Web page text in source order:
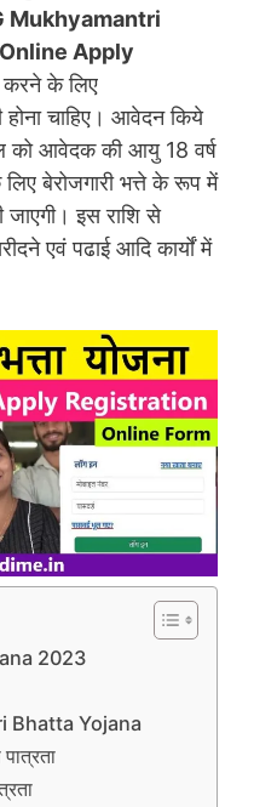
Mukhyamantri
Online Apply
के लिए
होना चाहिए। आवेदन किये
को आवेदक की आयु 18 वर्ष
बेरोजगारी भत्ते के रूप में
जाएगी। इस राशि से
एवं पढाई आदि कार्यों में
2023
Bhatta Yojana